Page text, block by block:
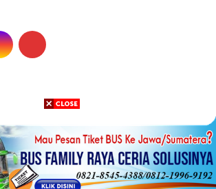
Media Siber Disclaimer Karier